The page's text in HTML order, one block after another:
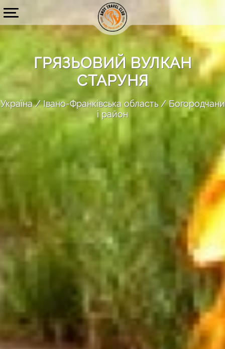
ГРЯЗЬОВИЙ ВУЛКАН
СТАРУНЯ
Україна Івано-Франківська область
Богородчани
і район